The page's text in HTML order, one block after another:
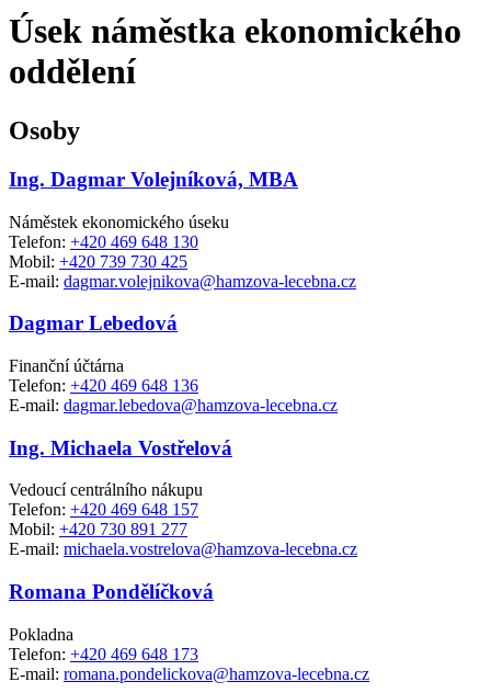
Úsek náměstka ekonomického
oddělení
Osoby
Ing. Dagmar Volejníková, MBA
Náměstek ekonomického úseku
Telefon: +420 469 648 130
Mobil: +420 739 730 425
E-mail: dagmar.volejnikova@hamzova-lecebna.cz
Dagmar Lebedová
Finanční účtárna
Telefon: +420 469 648 136
E-mail: dagmar.lebedova@hamzova-lecebna.cz
Ing. Michaela Vostřelová
Vedoucí centrálního nákupu
Telefon: +420 469 648 157
Mobil: +420 730 891 277
E-mail: michaela.vostrelova@hamzova-lecebna.cz
Romana Pondělíčková
Pokladna
Telefon: +420 469 648 173
E-mail: romana.pondelickova@hamzova-lecebna.cz